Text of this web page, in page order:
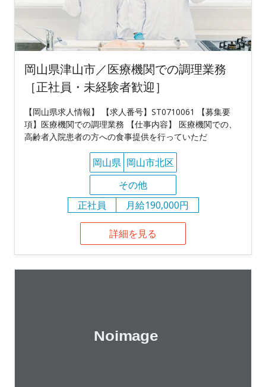
岡山県津山市／医療機関での調理業務
［正社員・未経験者歓迎］
【岡山県求人情報】 【求人番号】ST0710061 【募集要
項】医療機関での調理業務 【仕事内容】 医療機関での、
高齢者入院患者の方への食事提供を行っていただ
岡山県 岡山市北区
その他
正社員
月給190,000円
詳細を見る